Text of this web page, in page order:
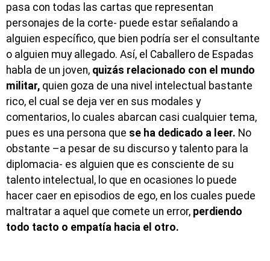
pasa con todas las cartas que representan
personajes de la corte- puede estar señalando a
alguien específico, que bien podría ser el consultante
o alguien muy allegado. Así, el Caballero de Espadas
habla de un joven, quizás relacionado con el mundo
militar, quien goza de una nivel intelectual bastante
rico, el cual se deja ver en sus modales y
comentarios, lo cuales abarcan casi cualquier tema,
pues es una persona que se ha dedicado a leer. No
obstante –a pesar de su discurso y talento para la
diplomacia- es alguien que es consciente de su
talento intelectual, lo que en ocasiones lo puede
hacer caer en episodios de ego, en los cuales puede
maltratar a aquel que comete un error, perdiendo
todo tacto o empatía hacia el otro.